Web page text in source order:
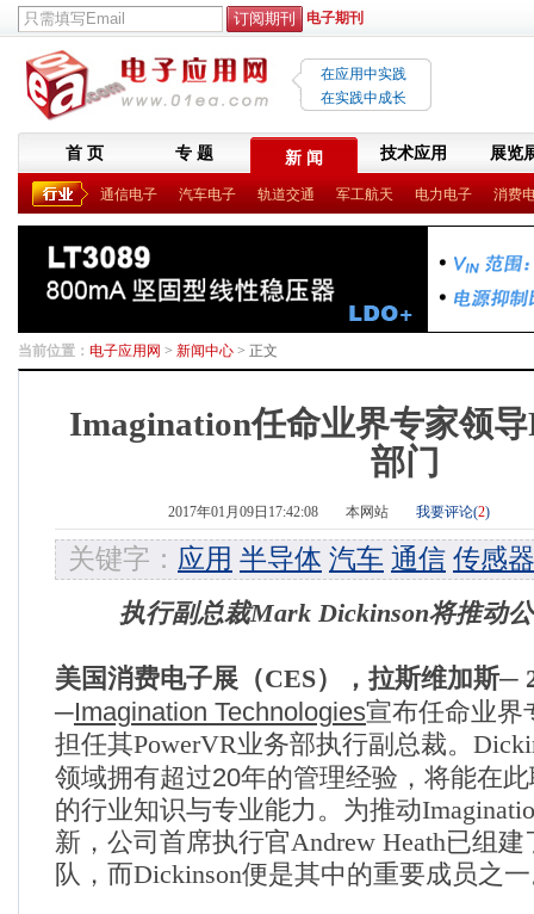
电子期刊
在应用中实践
在实践中成长
首 页 专 题 新 闻 技术应用 展览
通信电子 汽车电子 轨道交通 军工航天 电力电子 消费
当前位置： 电子应用网 > 新闻中心 > 正文
Imagination任命业界专家领
部门
2017年01月09日17:42:08 本网站 我要评论(2)
关键字： 应用 半导体 汽车 通信 传感器
执行副总裁Mark Dickinson将推动
美国消费电子展 （CES） ，拉斯维加斯─
─Imagination Technologies宣布任命业界
担任其PowerVR业务部执行副总裁。
领域拥有超过20年的管理经验，将能在
的行业知识与专业能力。为推动
新，公司首席执行官Andrew Heath已组建
队，而Dickinson便是其中的重要成员之